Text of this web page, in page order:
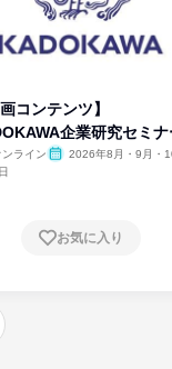
画コンテンツ】
企業研究セミナ
ンライン
2026年8月・9月・
お気に入り